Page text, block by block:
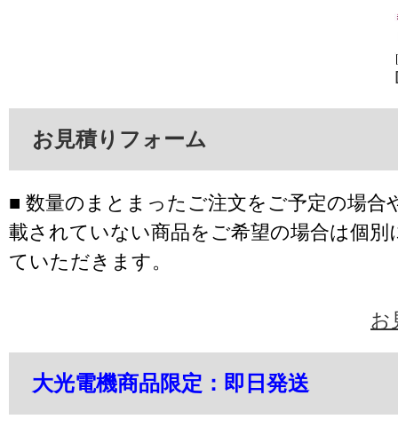
お見積りフォーム
■ 数量のまとまったご注文をご予定の場合
載されていない商品をご希望の場合は個別
ていただきます。
お
大光電機商品限定：即日発送